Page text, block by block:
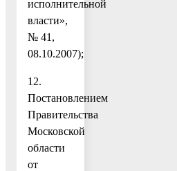
исполнительной
власти»,
№ 41,
08.10.2007);
12.
Постановлением
Правительства
Московской
области
от